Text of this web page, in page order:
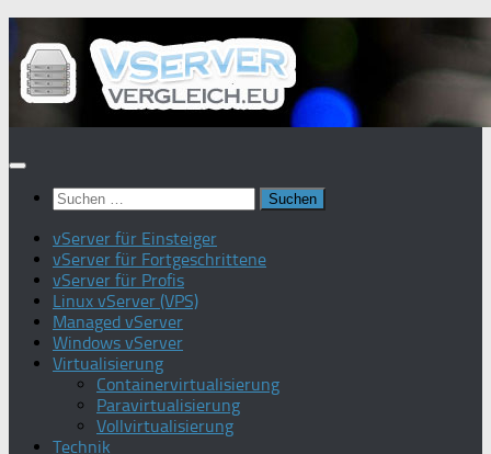
Inhalt
springen
Suchen
nach:
vServer für Einsteiger
vServer für Fortgeschrittene
vServer für Profis
Linux vServer (VPS)
Managed vServer
Windows vServer
Virtualisierung
Containervirtualisierung
Paravirtualisierung
Vollvirtualisierung
Technik